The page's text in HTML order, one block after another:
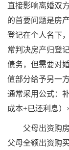
直接影响离婚双
的首要问题是房
登记在个人名下
常判决房产归登
债务，但需要对
值部分给予另一
通常采用公式：
成本+已还利息）
父母出资购
父母全额出资购